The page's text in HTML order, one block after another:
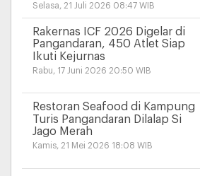
Selasa, 21 Juli 2026 08:47 WIB
Rakernas ICF 2026 Digelar di
Pangandaran, 450 Atlet Siap
Ikuti Kejurnas
Rabu, 17 Juni 2026 20:50 WIB
Restoran Seafood di Kampung
Turis Pangandaran Dilalap Si
Jago Merah
Kamis, 21 Mei 2026 18:08 WIB